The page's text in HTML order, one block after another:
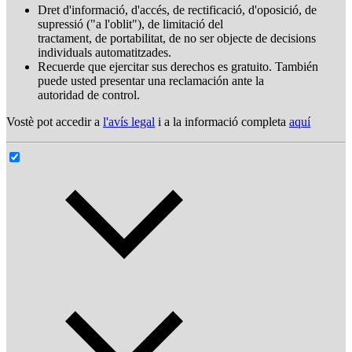
Dret d'informació, d'accés, de rectificació, d'oposició, de
supressió ("a l'oblit"), de limitació del
tractament, de portabilitat, de no ser objecte de decisions
individuals automatitzades.
Recuerde que ejercitar sus derechos es gratuito. También
puede usted presentar una reclamación ante la
autoridad de control.
Vostè pot accedir a l'avís legal i a la informació completa aquí